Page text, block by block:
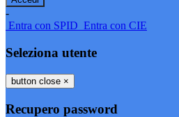
-
Entra con SPID Entra con CIE
Seleziona utente
button close ×
Recupero password